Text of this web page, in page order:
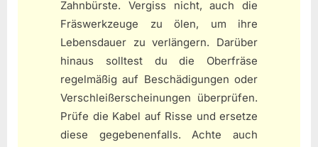
Zahnbürste. Vergiss nicht, auch die
Fräswerkzeuge zu ölen, um ihre
Lebensdauer zu verlängern. Darüber
hinaus solltest du die Oberfräse
regelmäßig auf Beschädigungen oder
Verschleißerscheinungen überprüfen.
Prüfe die Kabel auf Risse und ersetze
diese gegebenenfalls. Achte auch